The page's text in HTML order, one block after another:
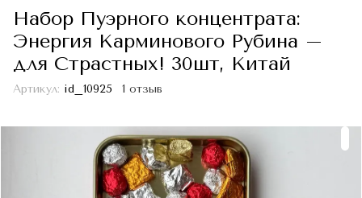
Набор Пуэрного концентрата:
Энергия Карминового Рубина –
для Страстных! 30шт, Китай
Артикул: id_10925 1 отзыв